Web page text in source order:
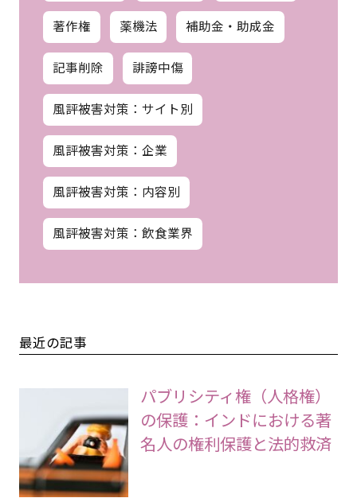
著作権 薬機法 補助金・助成金
記事削除 誹謗中傷
風評被害対策：サイト別
風評被害対策：企業
風評被害対策：内容別
風評被害対策：飲食業界
最近の記事
パブリシティ権（人格権）
の保護：インドにおける著
名人の権利保護と法的救済